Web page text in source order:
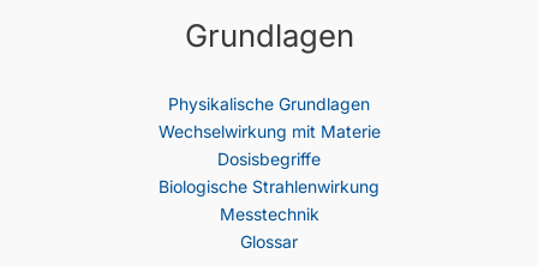
Grundlagen
Physikalische Grundlagen
Wechselwirkung mit Materie
Dosisbegriffe
Biologische Strahlenwirkung
Messtechnik
Glossar